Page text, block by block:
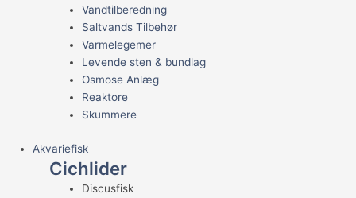
Vandtilberedning
Saltvands Tilbehør
Varmelegemer
Levende sten & bundlag
Osmose Anlæg
Reaktore
Skummere
Akvariefisk
Cichlider
Discusfisk